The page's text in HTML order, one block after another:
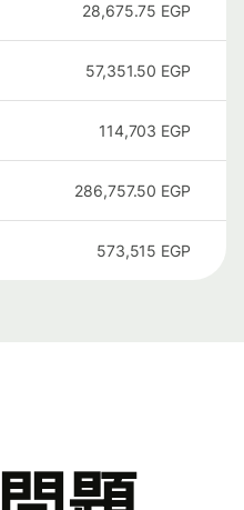
28,675.75 EGP
57,351.50 EGP
114,703 EGP
286,757.50 EGP
573,515 EGP